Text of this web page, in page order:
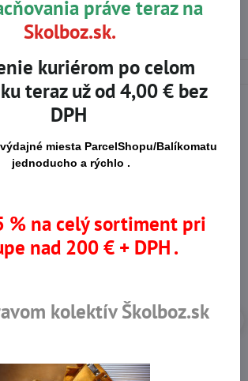
LEKÁRNIČKY DOPLNKY
lekárničky ŠKOLBOZ
2008 Certifikované výrobky
práve teraz na
Skolboz.sk.
kuriérom po celom
teraz už od 4,00 € bez
DPH
miesta ParcelShopu/Balíkomatu
jednoducho a rýchlo .
% na celý sortiment pri
nad 200 € + DPH .
kolektív Školboz.sk